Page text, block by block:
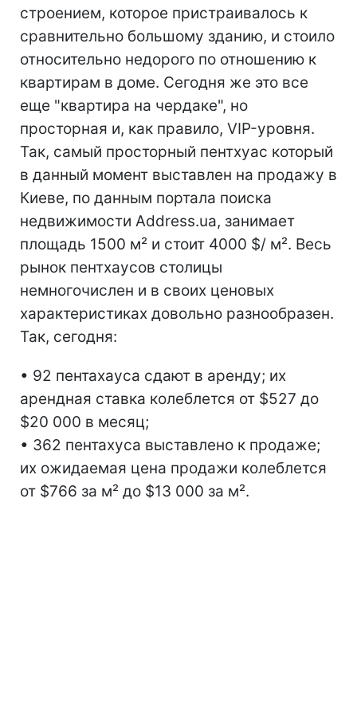
строением, которое пристраивалось к
сравнительно большому зданию, и стоило
относительно недорого по отношению к
квартирам в доме. Сегодня же это все
еще "квартира на чердаке", но
просторная и, как правило, VIP-уровня.
Так, самый просторный пентхуас который
в данный момент выставлен на продажу в
Киеве, по данным портала поиска
недвижимости Address.ua, занимает
площадь 1500 м² и стоит 4000 $/ м². Весь
рынок пентхаусов столицы
немногочислен и в своих ценовых
характеристиках довольно разнообразен.
Так, сегодня:
• 92 пентахауса сдают в аренду; их
арендная ставка колеблется от $527 до
$20 000 в месяц;
• 362 пентахуса выставлено к продаже;
их ожидаемая цена продажи колеблется
от $766 за м² до $13 000 за м².